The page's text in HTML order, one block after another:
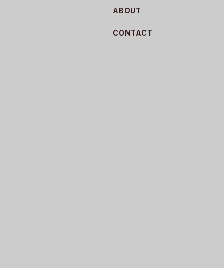
ABOUT
CONTACT